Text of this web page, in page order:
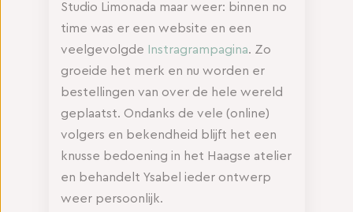
Studio Limonada maar weer: binnen no
time was er een website en een
veelgevolgde
Instragrampagina. Zo
groeide het merk en nu worden er
bestellingen van over de hele wereld
geplaatst. Ondanks de vele (online)
volgers en bekendheid blijft het een
knusse bedoening in het Haagse atelier
en behandelt Ysabel ieder ontwerp
weer persoonlijk.